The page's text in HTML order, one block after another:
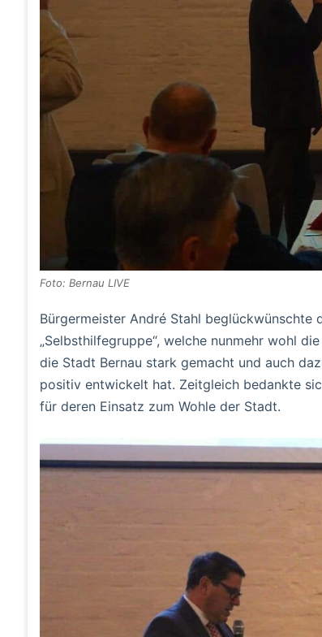
Foto: Bernau LIVE
Bürgermeister André Stahl beglückwünschte
„Selbsthilfegruppe“, welche nunmehr wohl
die Stadt Bernau stark gemacht und auch
positiv entwickelt hat. Zeitgleich bedankte
für deren Einsatz zum Wohle der Stadt.